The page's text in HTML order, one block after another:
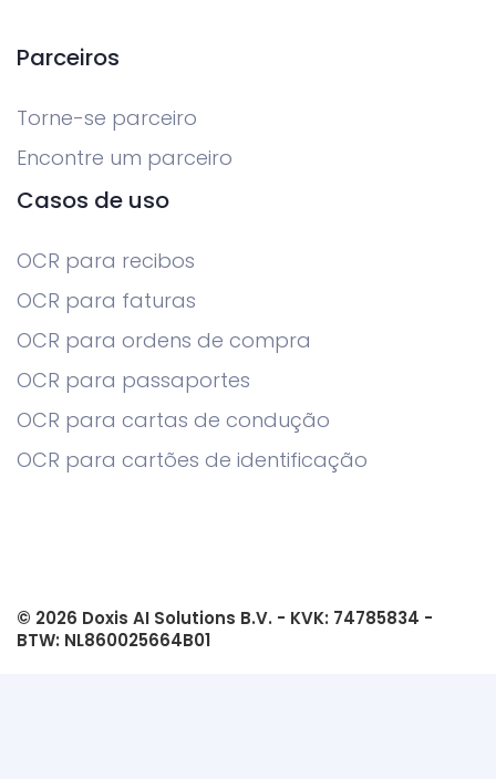
Parceiros
Torne-se parceiro
Encontre um parceiro
Casos de uso
OCR para recibos
OCR para faturas
OCR para ordens de compra
OCR para passaportes
OCR para cartas de condução
OCR para cartões de identificação
© 2026 Doxis AI Solutions B.V. - KVK: 74785834 -
BTW: NL860025664B01